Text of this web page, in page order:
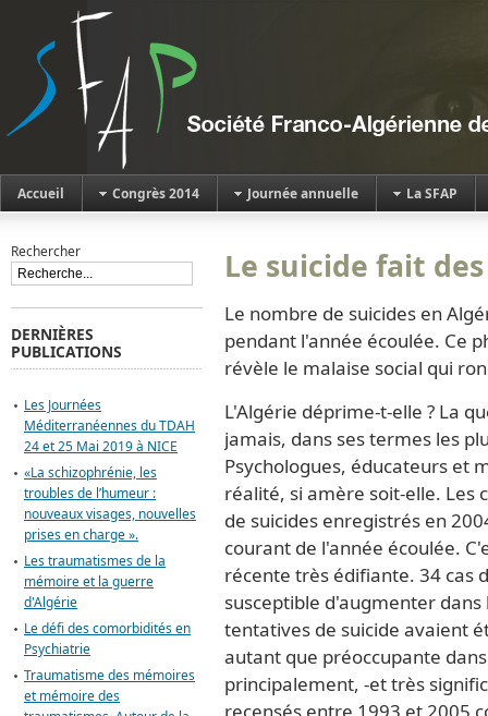
Accueil Congrès 2014 Journée annuelle La SFAP
Le suicide fait
Le nombre de suicides en
pendant l'année écoulée. Ce
révèle le malaise social qui
L'Algérie déprime-t-elle ? La
jamais, dans ses termes les
Psychologues, éducateurs et
réalité, si amère soit-elle. Les
de suicides enregistrés en
courant de l'année écoulée.
récente très édifiante. 34 cas
susceptible d'augmenter
tentatives de suicide avaient
autant que préoccupante
principalement, -et très
Rechercher
DERNIÈRES
PUBLICATIONS
Les Journées
Méditerranéennes du TDAH
24 et 25 Mai 2019 à NICE
«La schizophrénie, les
troubles de l’humeur :
nouveaux visages, nouvelles
prises en charge ».
Les traumatismes de la
mémoire et la guerre
d'Algérie
Le défi des comorbidités en
Psychiatrie
Traumatisme des mémoires
et mémoire des